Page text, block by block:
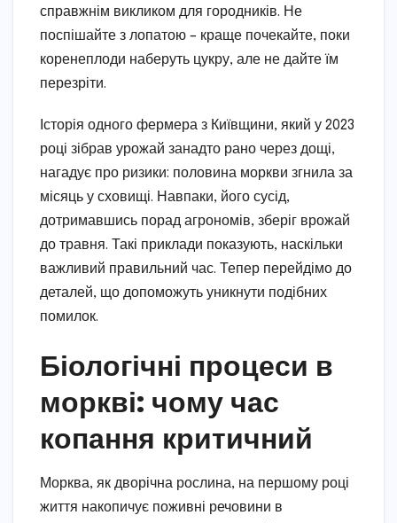
справжнім викликом для городників. Не
поспішайте з лопатою – краще почекайте, поки
коренеплоди наберуть цукру, але не дайте їм
перезріти.
Історія одного фермера з Київщини, який у 2023
році зібрав урожай занадто рано через дощі,
нагадує про ризики: половина моркви згнила за
місяць у сховищі. Навпаки, його сусід,
дотримавшись порад агрономів, зберіг врожай
до травня. Такі приклади показують, наскільки
важливий правильний час. Тепер перейдімо до
деталей, що допоможуть уникнути подібних
помилок.
Біологічні процеси в
моркві: чому час
копання критичний
Морква, як дворічна рослина, на першому році
життя накопичує поживні речовини в